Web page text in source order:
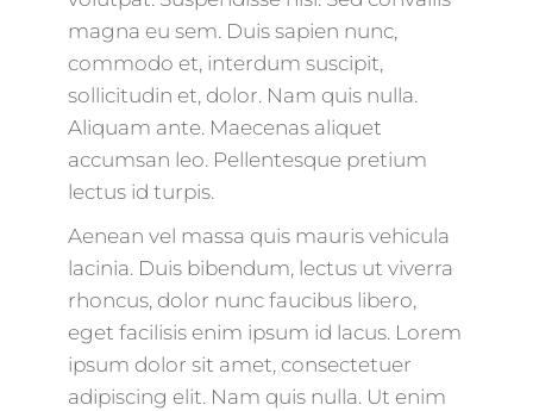
magna eu sem. Duis sapien nunc,
commodo et, interdum suscipit,
sollicitudin et, dolor. Nam quis nulla.
Aliquam ante. Maecenas aliquet
accumsan leo. Pellentesque pretium
lectus id turpis.
Aenean vel massa quis mauris vehicula
lacinia. Duis bibendum, lectus ut viverra
rhoncus, dolor nunc faucibus libero,
eget facilisis enim ipsum id lacus. Lorem
ipsum dolor sit amet, consectetuer
adipiscing elit. Nam quis nulla. Ut enim